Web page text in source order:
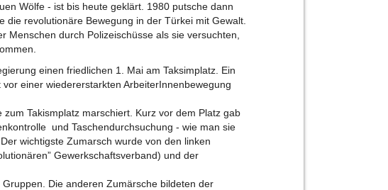
Wölfe - ist bis heute geklärt. 1980 putsche dann
die revolutionäre Bewegung in der Türkei mit Gewalt.
Menschen durch Polizeischüsse als sie versuchten,
einen friedlichen 1. Mai am Taksimplatz. Ein
einer wiedererstarkten ArbeiterInnenbewegung
zum Takismplatz marschiert. Kurz vor dem Platz gab
und Taschendurchsuchung - wie man sie
wichtigste Zumarsch wurde von den linken
Gewerkschaftsverband) und der
Die anderen Zumärsche bildeten der